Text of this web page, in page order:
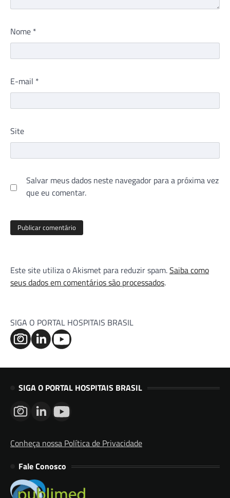
Nome *
E-mail *
Site
Salvar meus dados neste navegador para a próxima vez
que eu comentar.
Este site utiliza o Akismet para reduzir spam.Saiba como
seus dados em comentários são processados.
SIGA O PORTAL HOSPITAIS BRASIL
SIGA O PORTAL HOSPITAIS BRASIL
Conheça nossa Política de Privacidade
Fale Conosco